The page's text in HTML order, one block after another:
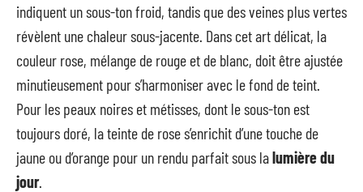
indiquent un sous-ton froid, tandis que des veines plus vertes
révèlent une chaleur sous-jacente. Dans cet art délicat, la
couleur rose, mélange de rouge et de blanc, doit être ajustée
minutieusement pour s’harmoniser avec le fond de teint.
Pour les peaux noires et métisses, dont le sous-ton est
toujours doré, la teinte de rose s’enrichit d’une touche de
jaune ou d’orange pour un rendu parfait sous lalumière du
jour.